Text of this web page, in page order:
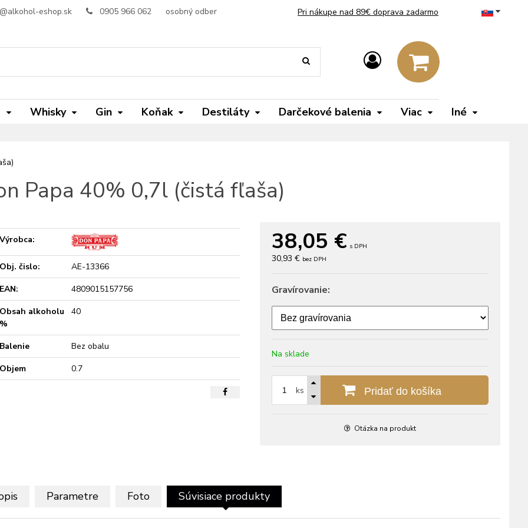
eshop.sk 0905 966 062 osobný odber Pri nákupe nad 89€ doprava zadarmo
Whisky Gin Koňak Destiláty Darčekové balenia Viac Iné
Papa 40% 0,7l (čistá fľaša)
38,05 € s DPH
30,93 € bez DPH
Gravírovanie:
Na sklade
ks Pridať do košíka
Otázka na produkt
Výrobca:
Obj. čislo:
AE-13366
EAN:
4809015157756
Obsah alkoholu
%
40
Balenie
Bez obalu
Objem
0.7
Parametre Foto Súvisiace produkty